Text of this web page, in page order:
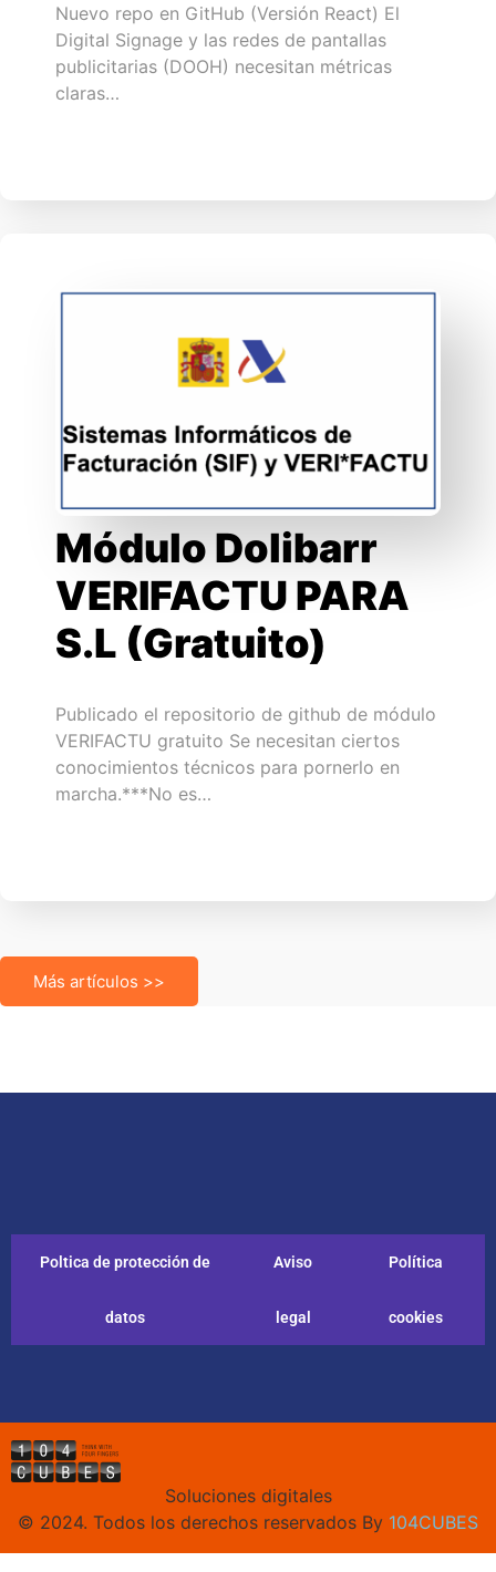
Nuevo repo en GitHub (Versión React) El
Digital Signage y las redes de pantallas
publicitarias (DOOH) necesitan métricas
claras…
Módulo Dolibarr
VERIFACTU PARA
S.L (Gratuito)
Publicado el repositorio de github de módulo
VERIFACTU gratuito Se necesitan ciertos
conocimientos técnicos para pornerlo en
marcha.***No es…
Más artículos >>
Poltica de protección de
datos
Aviso
legal
Política
cookies
Soluciones digitales
© 2024. Todos los derechos reservados By 104CUBES